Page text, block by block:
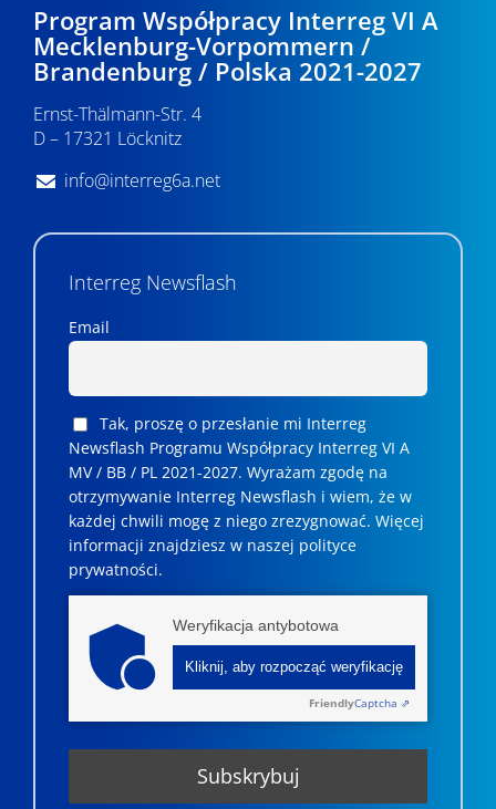
Program Współpracy Interreg VI A
Mecklenburg-Vorpommern /
Brandenburg / Polska 2021-2027
Ernst-Thälmann-Str. 4
D – 17321 Löcknitz
info@interreg6a.net
Interreg Newsflash
Email
Tak, proszę o przesłanie mi Interreg
Newsflash Programu Współpracy Interreg VI A
MV / BB / PL 2021-2027. Wyrażam zgodę na
otrzymywanie Interreg Newsflash i wiem, że w
każdej chwili mogę z niego zrezygnować. ­­Więcej
informacji znajdziesz w naszej polityce
prywatności.
Weryfikacja antybotowa
Kliknij, aby rozpocząć weryfikację
FriendlyCaptcha ⇗